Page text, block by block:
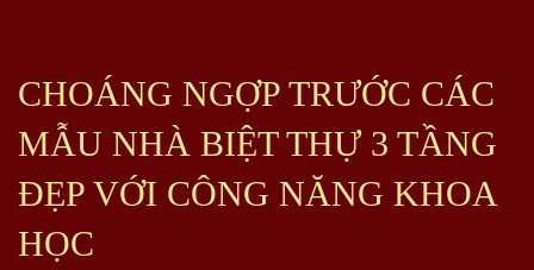
CHOÁNG NGỢP TRƯỚC CÁC
MẪU NHÀ BIỆT THỰ 3 TẦNG
ĐẸP VỚI CÔNG NĂNG KHOA
HỌC